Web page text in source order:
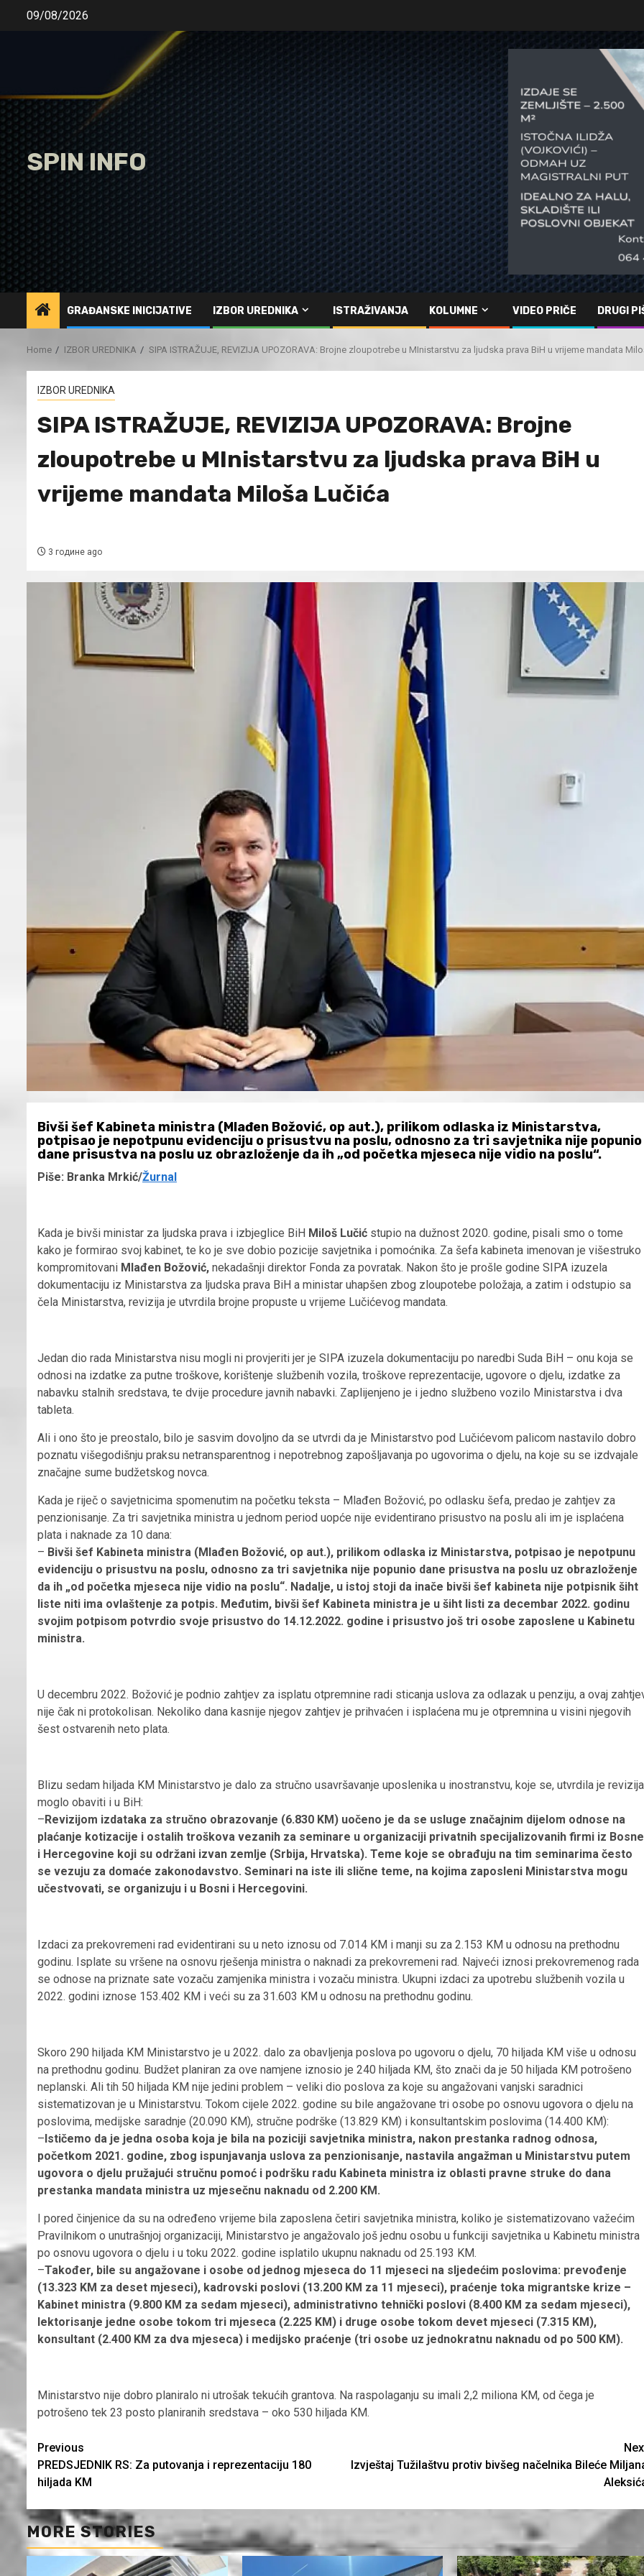
09/08/2026
SPIN INFO
GRAĐANSKE INICIJATIVE IZBOR UREDNIKA ISTRAŽIVANJA KOLUMNE VIDEO PRIČE DRUGI
Home IZBOR UREDNIKA SIPA ISTRAŽUJE, REVIZIJA UPOZORAVA: Brojne zloupotrebe u MInistarstvu za ljudska prava BiH u vrijeme mandata
IZBOR UREDNIKA
SIPA ISTRAŽUJE, REVIZIJA UPOZORAVA: Brojne
zloupotrebe u MInistarstvu za ljudska prava BiH u
vrijeme mandata Miloša Lučića
3 године ago
Bivši šef Kabineta ministra (Mlađen Božović, op aut.), prilikom odlaska iz Ministarstva,
potpisao je nepotpunu evidenciju o prisustvu na poslu, odnosno za tri savjetnika nije popunio
dane prisustva na poslu uz obrazloženje da ih „od početka mjeseca nije vidio na poslu“.
Piše: Branka Mrkić/Žurnal
Kada je bivši ministar za ljudska prava i izbjeglice BiH Miloš Lučić stupio na dužnost 2020. godine, pisali smo o tome
kako je formirao svoj kabinet, te ko je sve dobio pozicije savjetnika i pomoćnika. Za šefa kabineta imenovan je višestruko
kompromitovani Mlađen Božović, nekadašnji direktor Fonda za povratak. Nakon što je prošle godine SIPA izuzela
dokumentaciju iz Ministarstva za ljudska prava BiH a ministar uhapšen zbog zloupotebe položaja, a zatim i odstupio sa
čela Ministarstva, revizija je utvrdila brojne propuste u vrijeme Lučićevog mandata.
Jedan dio rada Ministarstva nisu mogli ni provjeriti jer je SIPA izuzela dokumentaciju po naredbi Suda BiH – onu koja se
odnosi na izdatke za putne troškove, korištenje službenih vozila, troškove reprezentacije, ugovore o djelu, izdatke za
nabavku stalnih sredstava, te dvije procedure javnih nabavki. Zaplijenjeno je i jedno službeno vozilo Ministarstva i dva
tableta.
Ali i ono što je preostalo, bilo je sasvim dovoljno da se utvrdi da je Ministarstvo pod Lučićevom palicom nastavilo dobro
poznatu višegodišnju praksu netransparentnog i nepotrebnog zapošljavanja po ugovorima o djelu, na koje su se izdvajale
značajne sume budžetskog novca.
Kada je riječ o savjetnicima spomenutim na početku teksta – Mlađen Božović, po odlasku šefa, predao je zahtjev za
penzionisanje. Za tri savjetnika ministra u jednom period uopće nije evidentirano prisustvo na poslu ali im je isplaćena
plata i naknade za 10 dana:
– Bivši šef Kabineta ministra (Mlađen Božović, op aut.), prilikom odlaska iz Ministarstva, potpisao je nepotpunu
evidenciju o prisustvu na poslu, odnosno za tri savjetnika nije popunio dane prisustva na poslu uz obrazloženje
da ih „od početka mjeseca nije vidio na poslu“. Nadalje, u istoj stoji da inače bivši šef kabineta nije potpisnik šiht
liste niti ima ovlaštenje za potpis. Međutim, bivši šef Kabineta ministra je u šiht listi za decembar 2022. godinu
svojim potpisom potvrdio svoje prisustvo do 14.12.2022. godine i prisustvo još tri osobe zaposlene u Kabinetu
ministra.
U decembru 2022. Božović je podnio zahtjev za isplatu otpremnine radi sticanja uslova za odlazak u penziju, a ovaj
nije čak ni protokolisan. Nekoliko dana kasnije njegov zahtjev je prihvaćen i isplaćena mu je otpremnina u visini njegovih
šest ostvarenih neto plata.
Blizu sedam hiljada KM Ministarstvo je dalo za stručno usavršavanje uposlenika u inostranstvu, koje se, utvrdila je
moglo obaviti i u BiH:
–Revizijom izdataka za stručno obrazovanje (6.830 KM) uočeno je da se usluge značajnim dijelom odnose na
plaćanje kotizacije i ostalih troškova vezanih za seminare u organizaciji privatnih specijalizovanih firmi iz Bosne
i Hercegovine koji su održani izvan zemlje (Srbija, Hrvatska). Teme koje se obrađuju na tim seminarima često
se vezuju za domaće zakonodavstvo. Seminari na iste ili slične teme, na kojima zaposleni Ministarstva mogu
učestvovati, se organizuju i u Bosni i Hercegovini.
Izdaci za prekovremeni rad evidentirani su u neto iznosu od 7.014 KM i manji su za 2.153 KM u odnosu na prethodnu
godinu. Isplate su vršene na osnovu rješenja ministra o naknadi za prekovremeni rad. Najveći iznosi prekovremenog rada
se odnose na priznate sate vozaču zamjenika ministra i vozaču ministra. Ukupni izdaci za upotrebu službenih vozila u
2022. godini iznose 153.402 KM i veći su za 31.603 KM u odnosu na prethodnu godinu.
Skoro 290 hiljada KM Ministarstvo je u 2022. dalo za obavljenja poslova po ugovoru o djelu, 70 hiljada KM više u odnosu
na prethodnu godinu. Budžet planiran za ove namjene iznosio je 240 hiljada KM, što znači da je 50 hiljada KM potrošeno
neplanski. Ali tih 50 hiljada KM nije jedini problem – veliki dio poslova za koje su angažovani vanjski saradnici
sistematizovan je u Ministarstvu. Tokom cijele 2022. godine su bile angažovane tri osobe po osnovu ugovora o djelu na
poslovima, medijske saradnje (20.090 KM), stručne podrške (13.829 KM) i konsultantskim poslovima (14.400 KM):
–Ističemo da je jedna osoba koja je bila na poziciji savjetnika ministra, nakon prestanka radnog odnosa,
početkom 2021. godine, zbog ispunjavanja uslova za penzionisanje, nastavila angažman u Ministarstvu putem
ugovora o djelu pružajući stručnu pomoć i podršku radu Kabineta ministra iz oblasti pravne struke do dana
prestanka mandata ministra uz mjesečnu naknadu od 2.200 KM.
I pored činjenice da su na određeno vrijeme bila zaposlena četiri savjetnika ministra, koliko je sistematizovano važećim
Pravilnikom o unutrašnjoj organizaciji, Ministarstvo je angažovalo još jednu osobu u funkciji savjetnika u Kabinetu ministra
po osnovu ugovora o djelu i u toku 2022. godine isplatilo ukupnu naknadu od 25.193 KM.
–Također, bile su angažovane i osobe od jednog mjeseca do 11 mjeseci na sljedećim poslovima: prevođenje
(13.323 KM za deset mjeseci), kadrovski poslovi (13.200 KM za 11 mjeseci), praćenje toka migrantske krize –
Kabinet ministra (9.800 KM za sedam mjeseci), administrativno tehnički poslovi (8.400 KM za sedam mjeseci),
lektorisanje jedne osobe tokom tri mjeseca (2.225 KM) i druge osobe tokom devet mjeseci (7.315 KM),
konsultant (2.400 KM za dva mjeseca) i medijsko praćenje (tri osobe uz jednokratnu naknadu od po 500 KM).
Ministarstvo nije dobro planiralo ni utrošak tekućih grantova. Na raspolaganju su imali 2,2 miliona KM, od čega je
potrošeno tek 23 posto planiranih sredstava – oko 530 hiljada KM.
Continue
Reading
Previous
PREDSJEDNIK RS: Za putovanja i reprezentaciju 180
hiljada KM
Izvještaj Tužilaštvu protiv bivšeg načelnika Bileće
MORE STORIES